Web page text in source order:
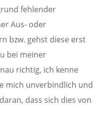
fehlender
Aus- oder
bzw. gehst diese erst
bei meiner
richtig, ich kenne
mich unverbindlich und
dass sich dies von